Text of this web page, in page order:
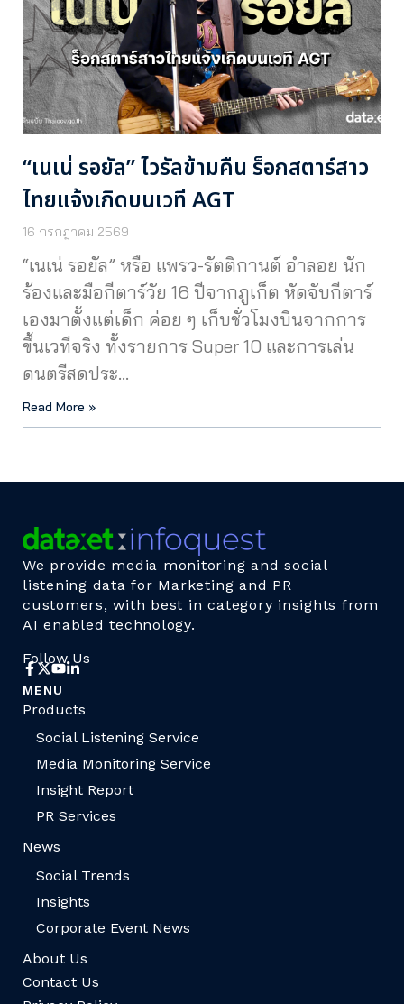
“เนเน่ รอยัล” ไวรัลข้ามคืน ร็อกสตาร์สาว
ไทยแจ้งเกิดบนเวที AGT
16 กรกฎาคม 2569
“เนเน่ รอยัล” หรือ แพรว-รัตติกานต์ อำลอย นัก
ร้องและมือกีตาร์วัย 16 ปีจากภูเก็ต หัดจับกีตาร์
เองมาตั้งแต่เด็ก ค่อย ๆ เก็บชั่วโมงบินจากการ
ขึ้นเวทีจริง ทั้งรายการ Super 10 และการเล่น
ดนตรีสดประ…
Read More »
We provide media monitoring and social
listening data for Marketing and PR
customers, with best in category insights from
AI enabled technology.
Follow Us
MENU
Products
Social Listening Service
Media Monitoring Service
Insight Report
PR Services
News
Social Trends
Insights
Corporate Event News
About Us
Contact Us